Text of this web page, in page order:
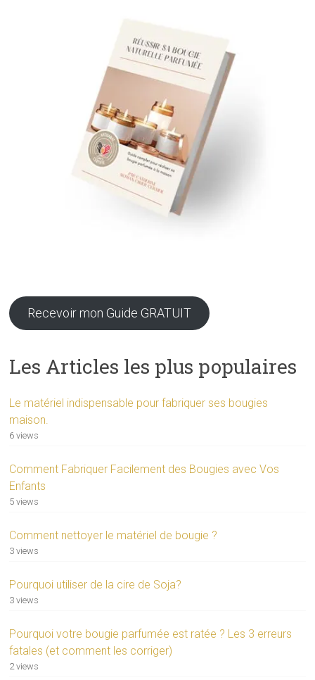
Recevoir mon Guide GRATUIT
Les Articles les plus populaires
Le matériel indispensable pour fabriquer ses bougies
maison.
6 views
Comment Fabriquer Facilement des Bougies avec Vos
Enfants
5 views
Comment nettoyer le matériel de bougie ?
3 views
Pourquoi utiliser de la cire de Soja?
3 views
Pourquoi votre bougie parfumée est ratée ? Les 3 erreurs
fatales (et comment les corriger)
2 views